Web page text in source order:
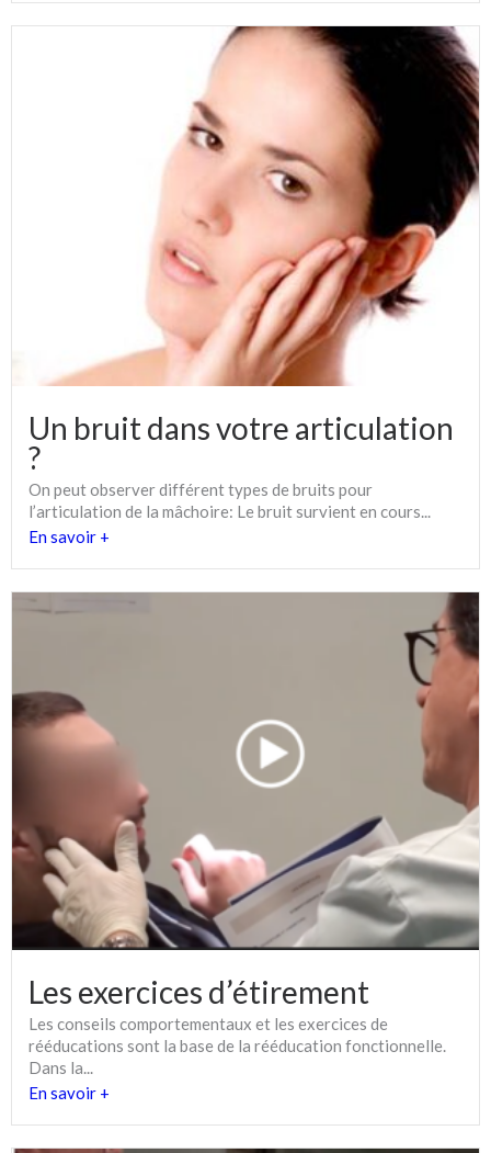
Un bruit dans votre articulation
?
On peut observer différent types de bruits pour
l’articulation de la mâchoire: Le bruit survient en cours...
En savoir +
Les exercices d’étirement
Les conseils comportementaux et les exercices de
rééducations sont la base de la rééducation fonctionnelle.
Dans la...
En savoir +